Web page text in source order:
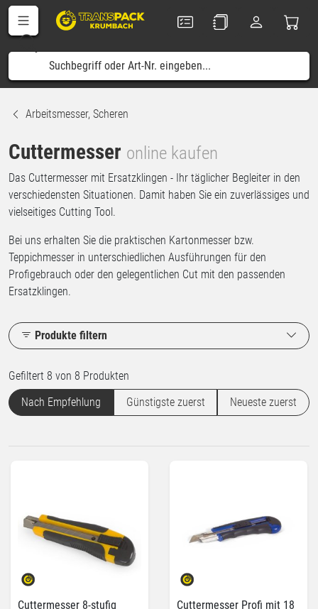
Arbeitsmesser, Scheren
Cuttermesser online kaufen
Das Cuttermesser mit Ersatzklingen - Ihr täglicher Begleiter in den
verschiedensten Situationen. Damit haben Sie ein zuverlässiges und
vielseitiges Cutting Tool.
Bei uns erhalten Sie die praktischen Kartonmesser bzw.
Teppichmesser in unterschiedlichen Ausführungen für den
Profigebrauch oder den gelegentlichen Cut mit den passenden
Ersatzklingen.
Produkte filtern
Gefiltert 8 von 8 Produkten
Nach Empfehlung
Günstigste zuerst Neueste zuerst
Cuttermesser 8-stufig
Cuttermesser Profi mit 18